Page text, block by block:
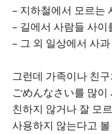
– 지하철에서 모르는
– 길에서 사람들 사이
– 그 외 일상에서 사
그런데 가족이나 친
ごめんなさい를 많
친하지 않거나 잘 모
사용하지 않는다고